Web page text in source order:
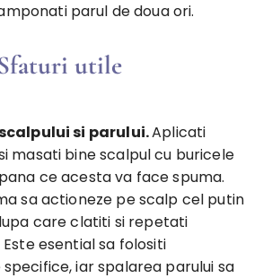
parul de doua ori.
utile
si parului.Aplicati
masati bine scalpul cu buricele
ce acesta va face spuma.
sa actioneze pe scalp cel putin
care clatiti si repetati
esential sa folositi
iar spalarea parului sa